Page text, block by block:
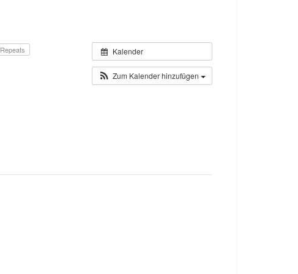
Kalender
Zum Kalender hinzufügen
Repeats